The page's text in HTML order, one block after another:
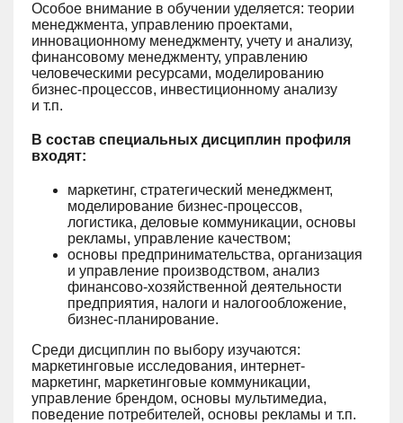
Особое внимание в обучении уделяется: теории
менеджмента, управлению проектами,
инновационному менеджменту, учету и анализу,
финансовому менеджменту, управлению
человеческими ресурсами, моделированию
бизнес-процессов, инвестиционному анализу
и т.п.
В состав специальных дисциплин профиля
входят:
маркетинг, стратегический менеджмент,
моделирование бизнес-процессов,
логистика, деловые коммуникации, основы
рекламы, управление качеством;
основы предпринимательства, организация
и управление производством, анализ
финансово-хозяйственной деятельности
предприятия, налоги и налогообложение,
бизнес-планирование.
Среди дисциплин по выбору изучаются:
маркетинговые исследования, интернет-
маркетинг, маркетинговые коммуникации,
управление брендом, основы мультимедиа,
поведение потребителей, основы рекламы и т.п.